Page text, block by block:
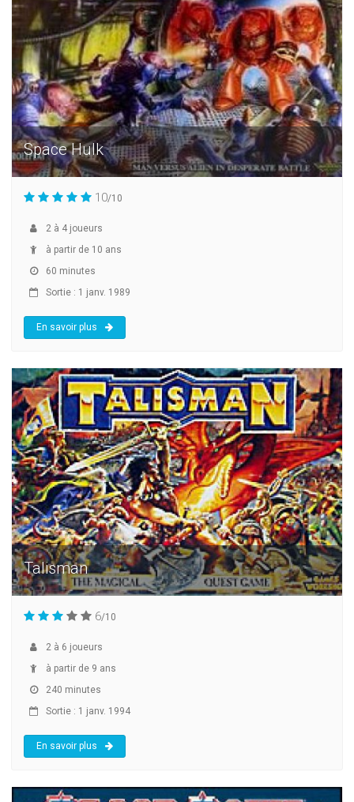
Space Hulk
10/10
2 à 4 joueurs
à partir de 10 ans
60 minutes
Sortie : 1 janv. 1989
En savoir plus
Talisman
6/10
2 à 6 joueurs
à partir de 9 ans
240 minutes
Sortie : 1 janv. 1994
En savoir plus